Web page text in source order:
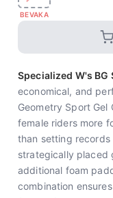
BEVAKA
Specialized W's
economical, and
Geometry Sport
female riders more
than setting
strategically placed
additional foam
combination